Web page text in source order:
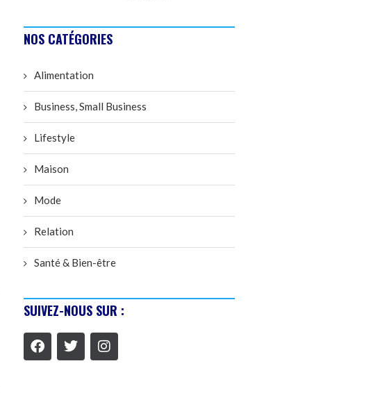
NOS CATÉGORIES
Alimentation
Business, Small Business
Lifestyle
Maison
Mode
Relation
Santé & Bien-être
SUIVEZ-NOUS SUR :